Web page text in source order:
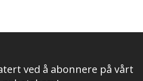
ved å abonnere på vårt